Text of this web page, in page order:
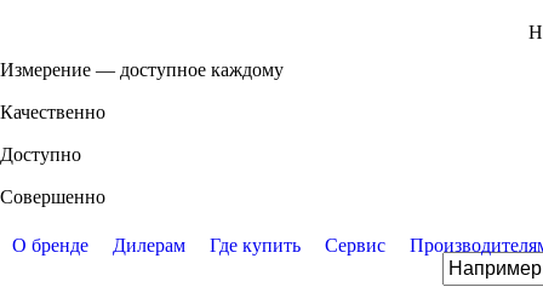
Измерение — доступное каждому
Качественно
Доступно
Совершенно
О бренде Дилерам Где купить Сервис